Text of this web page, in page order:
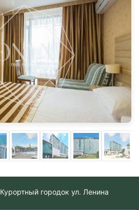
Курортный городок ул. Ленина